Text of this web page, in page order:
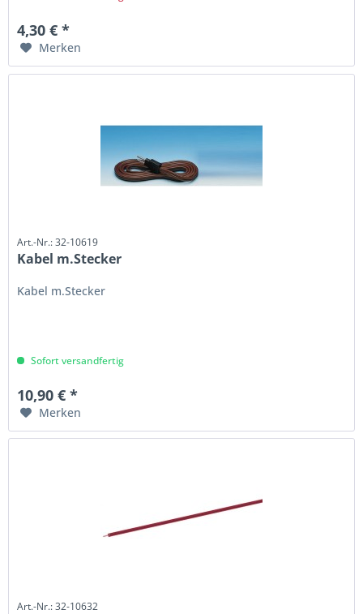
4,30 € *
Merken
Art.-Nr.: 32-10619
Kabel m.Stecker
Kabel m.Stecker
Sofort versandfertig
10,90 € *
Merken
Art.-Nr.: 32-10632